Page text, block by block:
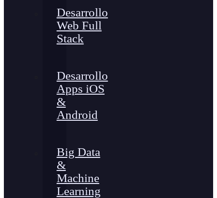
Desarrollo
Web Full
Stack
Desarrollo
Apps iOS
&
Android
Big Data
&
Machine
Learning